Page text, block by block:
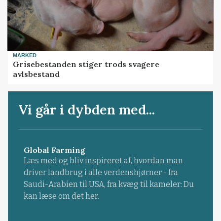
MARKED
Grisebestanden stiger trods svagere
avlsbestand
Vi går i dybden med...
Global Farming
Læs med og bliv inspireret af, hvordan man
driver landbrug i alle verdenshjørner - fra
Saudi-Arabien til USA, fra kvæg til kameler: Du
kan læse om det her.